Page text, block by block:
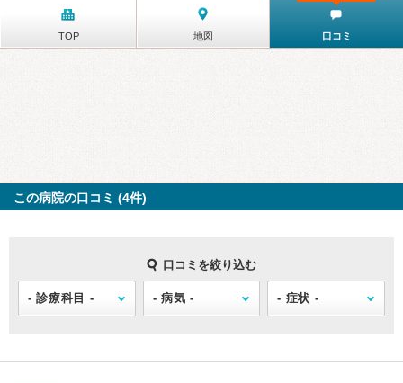
TOP 地図 口コミ
この病院の口コミ (4件)
口コミを絞り込む